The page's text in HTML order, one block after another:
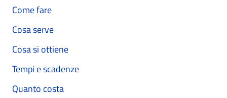
Come fare
Cosa serve
Cosa si ottiene
Tempi e scadenze
Quanto costa